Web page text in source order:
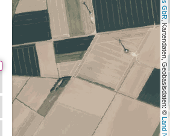
, Kartendaten, Geobasisdaten: ©